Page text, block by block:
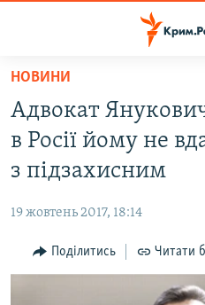
Перейти
основного
матеріалу
Перейти
до
основної
Перейти
до
ВОДА.КРИМ
ВІДЕО ТА ФОТО
БЛОГИ
ПОГЛЯД
НОВИНИ
Адвокат
в Росії йому не
з підзахисним
19 жовтень 2017, 18:14
Поділитись Читати